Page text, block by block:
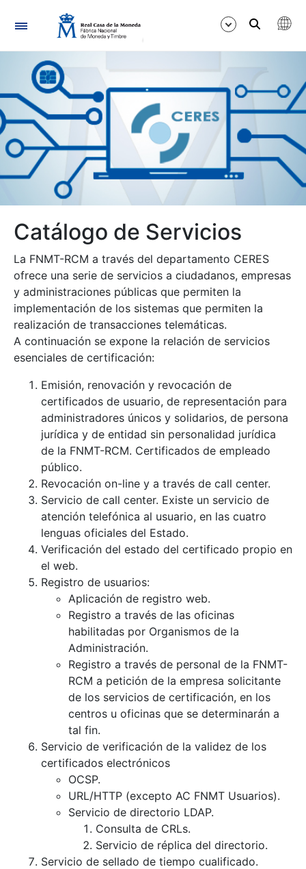
Navegación
Mostrar/Ocultar
Mostrar/Ocultar
Mostrar/Ocultar
Mostrar/Ocultar
Mostrar/Ocultar
Mostrar/Ocultar
Catálogo de Servicios
La FNMT-RCM a través del departamento CERES
ofrece una serie de servicios a ciudadanos, empresas
y administraciones públicas que permiten la
implementación de los sistemas que permiten la
realización de transacciones telemáticas.
A continuación se expone la relación de servicios
esenciales de certificación:
Emisión, renovación y revocación de
certificados de usuario, de representación para
administradores únicos y solidarios, de persona
jurídica y de entidad sin personalidad jurídica
de la FNMT-RCM. Certificados de empleado
público.
Revocación on-line y a través de call center.
Servicio de call center. Existe un servicio de
atención telefónica al usuario, en las cuatro
lenguas oficiales del Estado.
Verificación del estado del certificado propio en
el web.
Registro de usuarios:
Aplicación de registro web.
Registro a través de las oficinas
habilitadas por Organismos de la
Administración.
Registro a través de personal de la FNMT-
RCM a petición de la empresa solicitante
de los servicios de certificación, en los
centros u oficinas que se determinarán a
tal fin.
Servicio de verificación de la validez de los
certificados electrónicos
OCSP.
URL/HTTP (excepto AC FNMT Usuarios).
Servicio de directorio LDAP.
Consulta de CRLs.
Servicio de réplica del directorio.
Servicio de sellado de tiempo cualificado.